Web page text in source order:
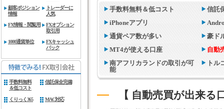
顧客ポジション
情報
トレーダーに
人気
FX情報・閲覧用
FXオプション
取引用
1000通貨単位
FXキャッシュ
バック
手数料無料
＆低コスト
信託保全完備
くりっく365 MAC対応
手数料無料＆低コスト
信託
iPhoneアプリ
通貨ペア数が多い
豪ド
MT4が使える口座
自動
南アフリカランドの取引が可
能
トル
【 自動売買が出来る